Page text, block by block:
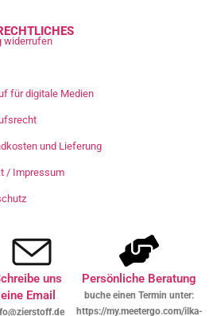
widerrufen
für digitale Medien
und Lieferung
/ Impressum
uns
eine Email
Persönliche Beratung
buche einen Termin unter:
https://my.meetergo.com/ilka-